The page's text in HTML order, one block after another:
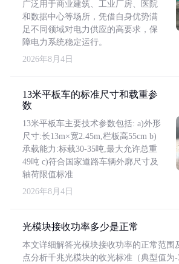
广泛用于商业建筑、工业厂房、医院
和数据中心等场所，凭借自身优势满
足不同领域对电力供应的高要求，保
障电力系统稳定运行。
2026年8月4日
13米平板车的标准尺寸和载重参
数
13米平板车主要技术参数包括: a)外形
尺寸:长13m×宽2.45m,栏板高55cm b)
承载能力:标载30-35吨,最大允许总重
49吨 c)符合国家道路车辆外廓尺寸及
轴荷限值标准
2026年8月4日
光模块接收功率多少是正常
本文详细解答光模块接收功率的正常范围
点分析千兆光模块的收光标准（典型值为-